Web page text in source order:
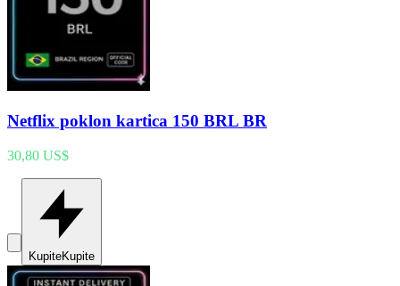
Netflix poklon kartica 150 BRL BR
30,80 US$
KupiteKupite